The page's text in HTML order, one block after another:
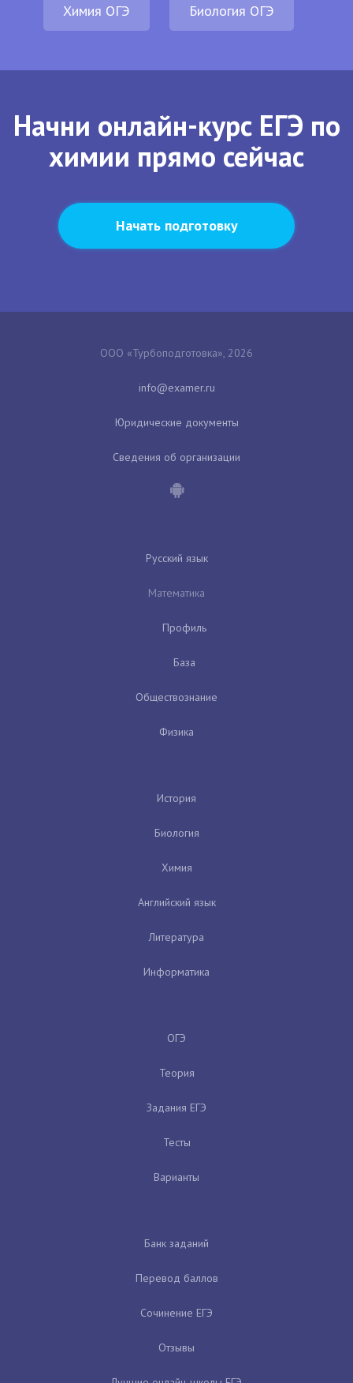
Химия ОГЭ Биология ОГЭ
Начни онлайн-курс ЕГЭ по
химии прямо сейчас
Начать подготовку
ООО «Турбоподготовка», 2026
Юридические документы
Сведения об организации
Русский язык
Математика
Профиль
База
Обществознание
Физика
История
Биология
Химия
Английский язык
Литература
Информатика
ОГЭ
Теория
Задания ЕГЭ
Тесты
Варианты
Банк заданий
Перевод баллов
Сочинение ЕГЭ
Отзывы